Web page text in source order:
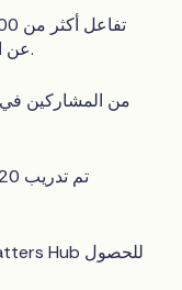
عن المساواة في الأجور على أرض الواقع.